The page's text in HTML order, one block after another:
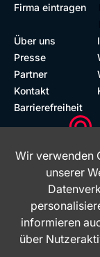
Firma eintragen
Über uns
Presse
Partner
Kontakt
Barrierefreiheit
Wir verwenden
unserer
informieren
über